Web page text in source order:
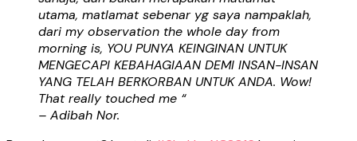
utama, matlamat sebenar yg saya nampaklah,
dari my observation the whole day from
morning is, YOU PUNYA KEINGINAN UNTUK
MENGECAPI KEBAHAGIAAN DEMI INSAN-INSAN
YANG TELAH BERKORBAN UNTUK ANDA. Wow!
That really touched me “
– Adibah Nor.